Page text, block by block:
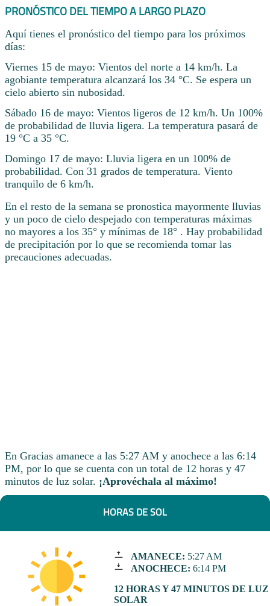
PRONÓSTICO DEL TIEMPO A LARGO PLAZO
Aquí tienes el pronóstico del tiempo para los próximos
días:
Viernes 15 de mayo: Vientos del norte a 14 km/h. La
agobiante temperatura alcanzará los 34 °C. Se espera un
cielo abierto sin nubosidad.
Sábado 16 de mayo: Vientos ligeros de 12 km/h. Un 100%
de probabilidad de lluvia ligera. La temperatura pasará de
19 °C a 35 °C.
Domingo 17 de mayo: Lluvia ligera en un 100% de
probabilidad. Con 31 grados de temperatura. Viento
tranquilo de 6 km/h.
En el resto de la semana se pronostica mayormente lluvias
y un poco de cielo despejado con temperaturas máximas
no mayores a los 35° y mínimas de 18° . Hay probabilidad
de precipitación por lo que se recomienda tomar las
precauciones adecuadas.
En Gracias amanece a las 5:27 AM y anochece a las 6:14
PM, por lo que se cuenta con un total de 12 horas y 47
minutos de luz solar. ¡Aprovéchala al máximo!
HORAS DE SOL
AMANECE: 5:27 AM
ANOCHECE: 6:14 PM
12 HORAS Y 47 MINUTOS DE LUZ
SOLAR